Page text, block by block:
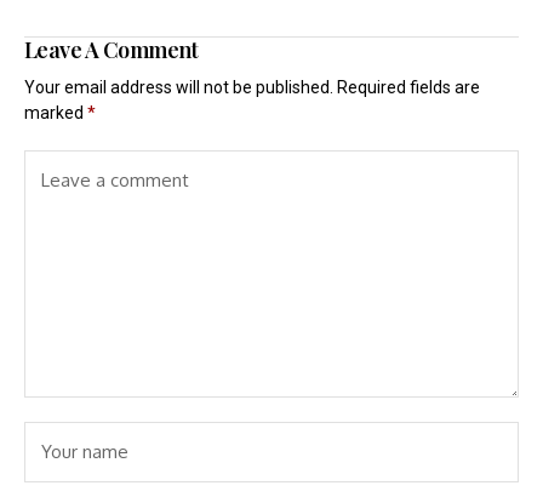
Leave A Comment
Your email address will not be published. Required fields are
marked *